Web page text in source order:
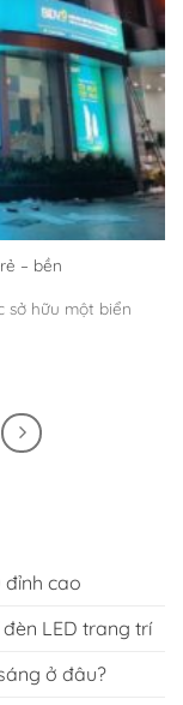
– bền
sở hữu một biển
đỉnh cao
LED trang trí
ở đâu?